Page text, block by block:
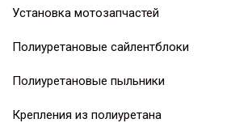
Установка мотозапчастей
Полиуретановые сайлентблоки
Полиуретановые пыльники
Крепления из полиуретана